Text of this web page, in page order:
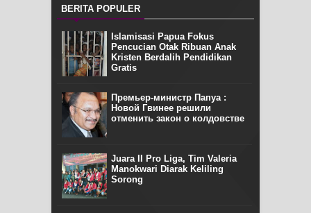
BERITA POPULER
Islamisasi Papua Fokus
Pencucian Otak Ribuan Anak
Kristen Berdalih Pendidikan
Gratis
Премьер-министр Папуа :
Новой Гвинее решили
отменить закон о колдовстве
Juara II Pro Liga, Tim Valeria
Manokwari Diarak Keliling
Sorong